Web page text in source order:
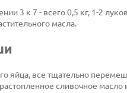
3 к 7 - всего 0,5 кг, 1-2
масла.
яйца, все тщательно
сливочное масло